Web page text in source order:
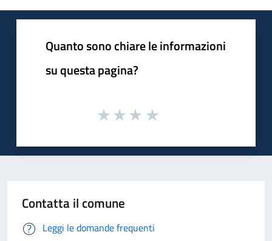
Quanto sono chiare le informazioni
su questa pagina?
Contatta il comune
Leggi le domande frequenti